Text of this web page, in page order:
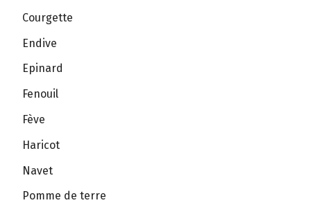
Courgette
Endive
Epinard
Fenouil
Fève
Haricot
Navet
Pomme de terre